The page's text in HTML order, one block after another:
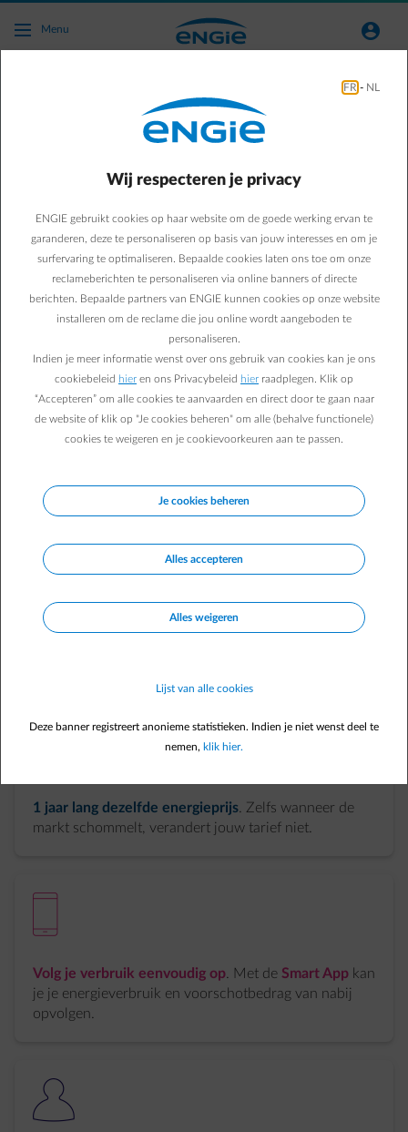
Ga naar de hoofdinhoud
Menu normal-account-circle
Kies voor zekerheid met een vast contract
van ENGIE
Kies je contract, wij regelen de rest.
BEGIN MET HET TYPEN VAN EEN POSTCODE OF STAD. GEBRUIK
Of bel 0800 68 300 - ma-vr tot 18u.
Waarom nu kiezen voor een vaste
energieprijs bij ENGIE?
er ook in het nieuws komt.
element-discount-tag
1 jaar lang dezelfde energieprijs . Zelfs wanneer de
markt schommelt, verandert jouw tarief niet.
Volg je verbruik eenvoudig op . Met de Smart App kan
je je energieverbruik en voorschotbedrag van nabij
opvolgen.
element-users-1
FR - NL
Wij respecteren je privacy
ENGIE gebruikt cookies op haar website om de goede werking ervan te
garanderen, deze te personaliseren op basis van jouw interesses en om je
surfervaring te optimaliseren. Bepaalde cookies laten ons toe om onze
reclameberichten te personaliseren via online banners of directe
berichten. Bepaalde partners van ENGIE kunnen cookies op onze website
installeren om de reclame die jou online wordt aangeboden te
personaliseren.
Indien je meer informatie wenst over ons gebruik van cookies kan je ons
cookiebeleid hier en ons Privacybeleid hier raadplegen. Klik op
“Accepteren” om alle cookies te aanvaarden en direct door te gaan naar
de website of klik op "Je cookies beheren" om alle (behalve functionele)
cookies te weigeren en je cookievoorkeuren aan te passen.
Je cookies beheren
Alles accepteren
Alles weigeren
Lijst van alle cookies
Deze banner registreert anonieme statistieken. Indien je niet wenst deel te
nemen, klik hier.